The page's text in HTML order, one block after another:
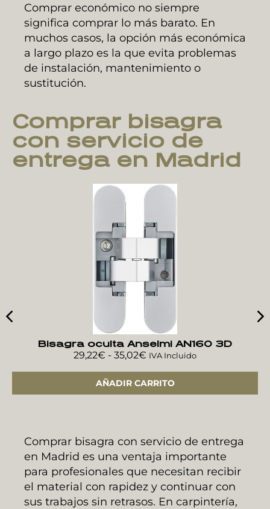
Comprar económico no siempre
significa comprar lo más barato. En
muchos casos, la opción más económica
a largo plazo es la que evita problemas
de instalación, mantenimiento o
sustitución.
Comprar bisagra
con servicio de
entrega en Madrid
Bisagra oculta Anselmi AN160 3D
29,22€ - 35,02€ IVA Incluido
AÑADIR CARRITO
Comprar bisagra con servicio de entrega
en Madrid es una ventaja importante
para profesionales que necesitan recibir
el material con rapidez y continuar con
sus trabajos sin retrasos. En carpintería,